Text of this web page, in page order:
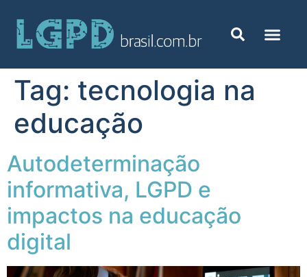
Tag: tecnologia na
educação
Autodeterminação
informativa, LGPD e
impactos na educação
digital